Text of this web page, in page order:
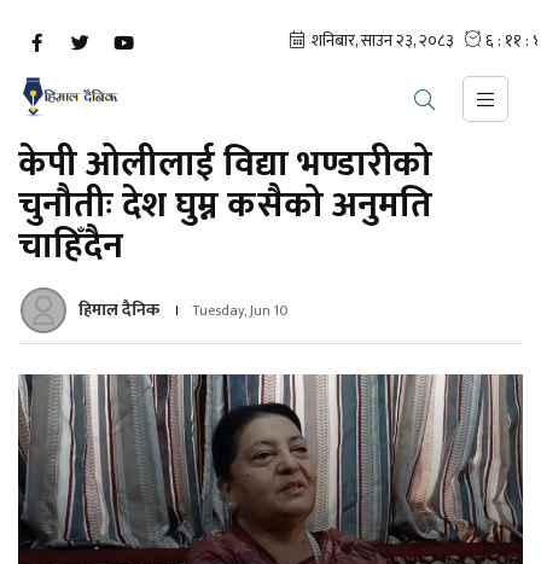
केपी ओलीलाई विद्या भण्डारीको
चुनौतीः देश घुम्न कसैको अनुमति
चाहिँदैन
हिमाल दैनिक Tuesday, Jun 10